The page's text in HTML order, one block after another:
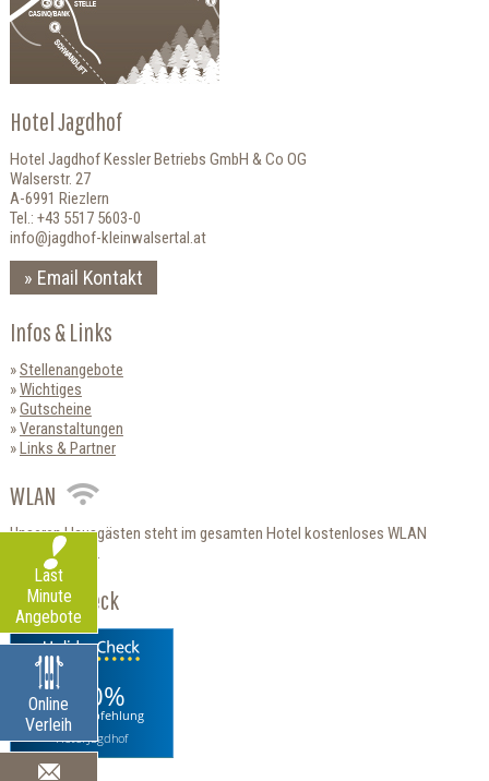
Hotel Jagdhof
Hotel Jagdhof Kessler Betriebs GmbH & Co OG
Walserstr. 27
A-6991 Riezlern
Tel.: +43 5517 5603-0
info@jagdhof-kleinwalsertal.at
Email Kontakt
Infos & Links
Stellenangebote
Wichtiges
Gutscheine
Veranstaltungen
Links & Partner
WLAN
Unseren Hausgästen steht im gesamten Hotel kostenloses WLAN
zur Verfügung.
HolidayCheck
100%
Weiterempfehlung
Hotel Jagdhof
Online
Verleih
Last
Minute
Angebote